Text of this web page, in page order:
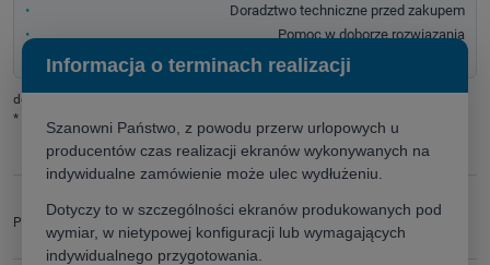
Doradztwo techniczne przed zakupem
Pomoc w doborze rozwiązania
Szybka wycena dla firm i instytucji
dodaj do przechowalni
* - Pole wymagane
Producent:
zapytaj o produkt
poleć znajomemu
Informacja o terminach realizacji
Szanowni Państwo, z powodu przerw urlopowych u
producentów czas realizacji ekranów wykonywanych na
indywidualne zamówienie może ulec wydłużeniu.
Dotyczy to w szczególności ekranów produkowanych pod
wymiar, w nietypowej konfiguracji lub wymagających
indywidualnego przygotowania.